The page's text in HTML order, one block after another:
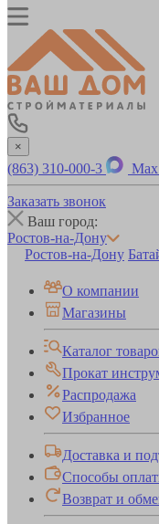
×
(863) 310-000-3 Max
Заказать звонок
Ваш город:
Ростов-на-Дону
Ростов-на-Дону
О компании
Магазины
Каталог
Прокат
Распродажа
Избранное
Доставка и
Способы
Возврат и